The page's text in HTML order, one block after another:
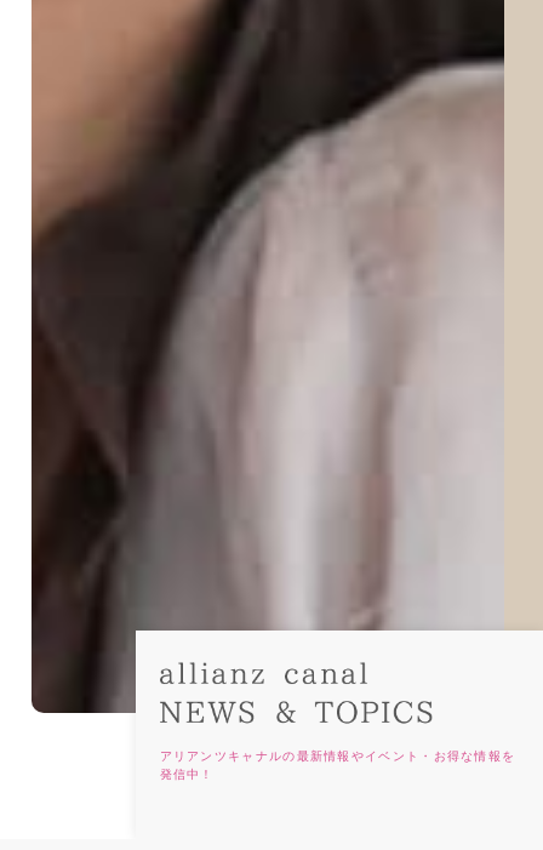
アリアンツキャナルの最新情報やイベント・お得な情報を
発信中！